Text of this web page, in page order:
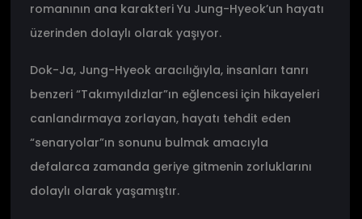
romanının ana karakteri Yu Jung-Hyeok’un hayatı
üzerinden dolaylı olarak yaşıyor.
Dok-Ja, Jung-Hyeok aracılığıyla, insanları tanrı
benzeri “Takımyıldızlar”ın eğlencesi için hikayeleri
canlandırmaya zorlayan, hayatı tehdit eden
“senaryolar”ın sonunu bulmak amacıyla
defalarca zamanda geriye gitmenin zorluklarını
dolaylı olarak yaşamıştır.